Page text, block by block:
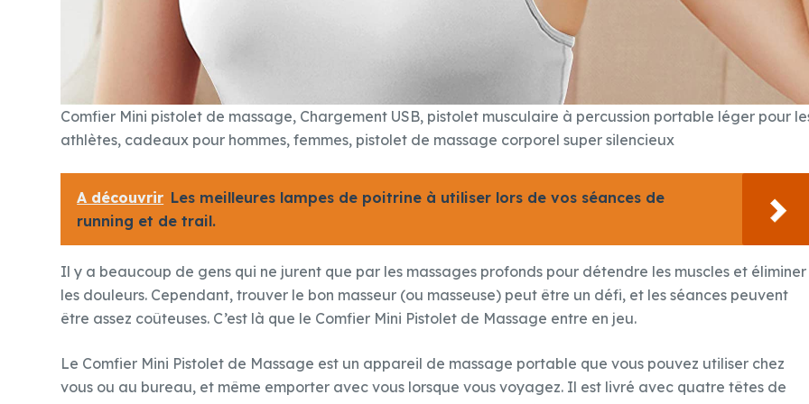
Comfier Mini pistolet de massage, Chargement USB, pistolet musculaire à percussion portable léger pour
athlètes, cadeaux pour hommes, femmes, pistolet de massage corporel super silencieux
A découvrir Les meilleures lampes de poitrine à utiliser lors de vos séances de
running et de trail.
Il y a beaucoup de gens qui ne jurent que par les massages profonds pour détendre les muscles et éliminer
les douleurs. Cependant, trouver le bon masseur (ou masseuse) peut être un défi, et les séances peuvent
être assez coûteuses. C’est là que le Comfier Mini Pistolet de Massage entre en jeu.
Le Comfier Mini Pistolet de Massage est un appareil de massage portable que vous pouvez utiliser chez
vous ou au bureau, et même emporter avec vous lorsque vous voyagez. Il est livré avec quatre têtes de